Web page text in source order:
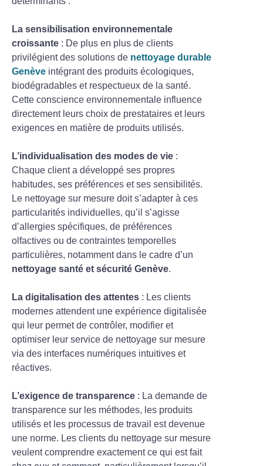
La sensibilisation environnementale
croissante : De plus en plus de clients
privilégient des solutions de nettoyage durable
Genève intégrant des produits écologiques,
biodégradables et respectueux de la santé.
Cette conscience environnementale influence
directement leurs choix de prestataires et leurs
exigences en matière de produits utilisés.
L’individualisation des modes de vie :
Chaque client a développé ses propres
habitudes, ses préférences et ses sensibilités.
Le nettoyage sur mesure doit s’adapter à ces
particularités individuelles, qu’il s’agisse
d’allergies spécifiques, de préférences
olfactives ou de contraintes temporelles
particulières, notamment dans le cadre d’un
nettoyage santé et sécurité Genève.
La digitalisation des attentes : Les clients
modernes attendent une expérience digitalisée
qui leur permet de contrôler, modifier et
optimiser leur service de nettoyage sur mesure
via des interfaces numériques intuitives et
réactives.
L’exigence de transparence : La demande de
transparence sur les méthodes, les produits
utilisés et les processus de travail est devenue
une norme. Les clients du nettoyage sur mesure
veulent comprendre exactement ce qui est fait